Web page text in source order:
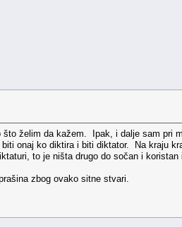
želim da kažem. Ipak, i dalje sam pri
onaj ko diktira i biti diktator. Na kraju
to je ništa drugo do sočan i
zbog ovako sitne stvari.